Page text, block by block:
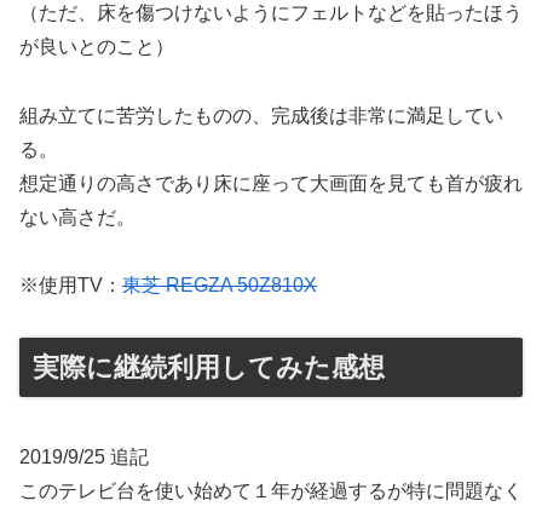
（ただ、床を傷つけないようにフェルトなどを貼ったほう
が良いとのこと）
組み立てに苦労したものの、完成後は非常に満足してい
る。
想定通りの高さであり床に座って大画面を見ても首が疲れ
ない高さだ。
※使用TV： 東芝 REGZA 50Z810X
実際に継続利用してみた感想
2019/9/25 追記
このテレビ台を使い始めて１年が経過するが特に問題なく